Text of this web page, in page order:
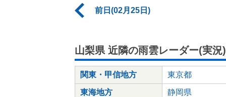
前日(02月25日)
山梨県 近隣の雨雲レーダー(実況)
関東・甲信地方 東京都
東海地方 静岡県